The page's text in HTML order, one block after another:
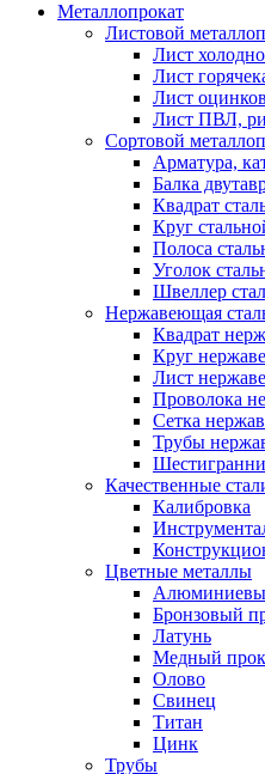
Металлопрокат
Листовой
Лист
Лист
Лист
Лист ПВЛ,
Сортовой
Арматура,
Балка
Квадрат
Круг
Полоса
Уголок
Швеллер
Нержавеющая
Квадрат
Круг
Лист
Проволока
Сетка
Трубы
Качественные
Калибровка
Цветные металлы
Бронзовый
Латунь
Медный
Олово
Свинец
Титан
Цинк
Трубы